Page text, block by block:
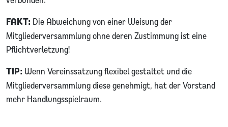
FAKT: Die Abweichung von einer Weisung der
Mitgliederversammlung ohne deren Zustimmung ist eine
Pflichtverletzung!
TIP: Wenn Vereinssatzung flexibel gestaltet und die
Mitgliederversammlung diese genehmigt, hat der Vorstand
mehr Handlungsspielraum.